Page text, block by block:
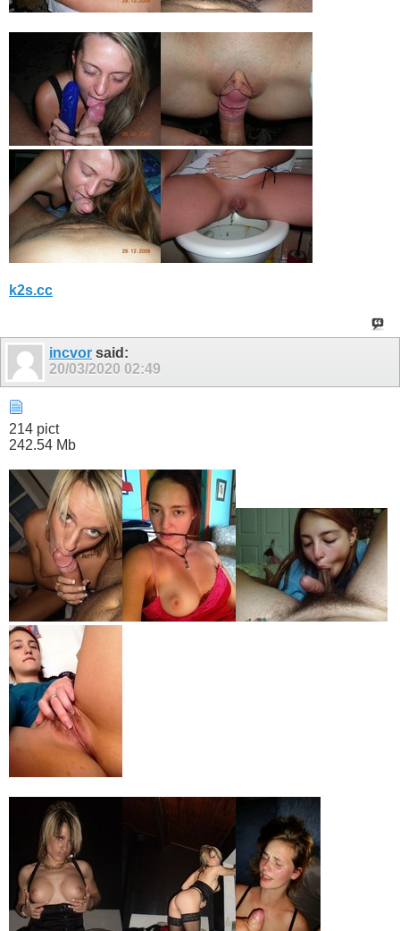
k2s.cc
incvor said:
20/03/2020 02:49
214 pict
242.54 Mb